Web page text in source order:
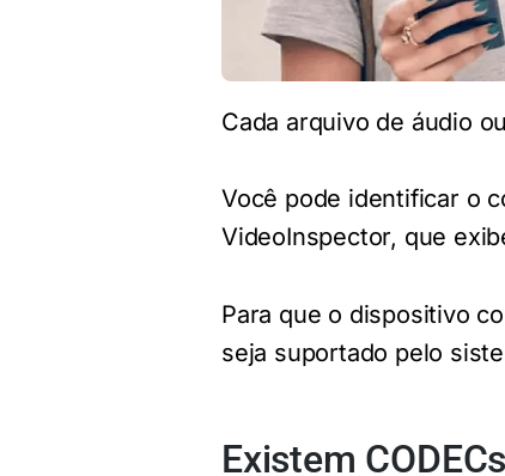
Cada arquivo de áudio
Você pode identificar o
VideoInspector, que
Para que o dispositivo
seja suportado pelo
Existem